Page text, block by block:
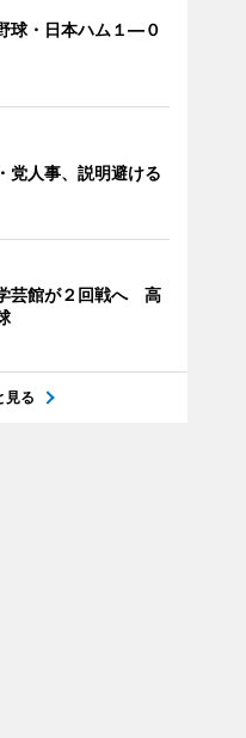
球・日本ハム１―０
党人事、説明避ける
芸館が２回戦へ 高
見る